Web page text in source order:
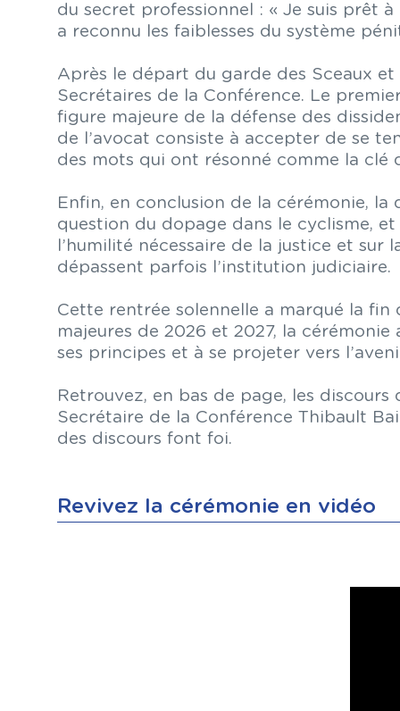
du secret professionnel : « Je suis prêt
a reconnu les faiblesses du système
Après le départ du garde des Sceaux et
Secrétaires de la Conférence. Le
figure majeure de la défense des
de l’avocat consiste à accepter de se
des mots qui ont résonné comme la clé
Enfin, en conclusion de la cérémonie,
question du dopage dans le cyclisme,
l’humilité nécessaire de la justice et
dépassent parfois l’institution judiciaire.
Cette rentrée solennelle a marqué la fin
majeures de 2026 et 2027, la
ses principes et à se projeter vers
Retrouvez, en bas de page, les
Secrétaire de la Conférence Thibault
des discours font foi.
Revivez la cérémonie en vidéo